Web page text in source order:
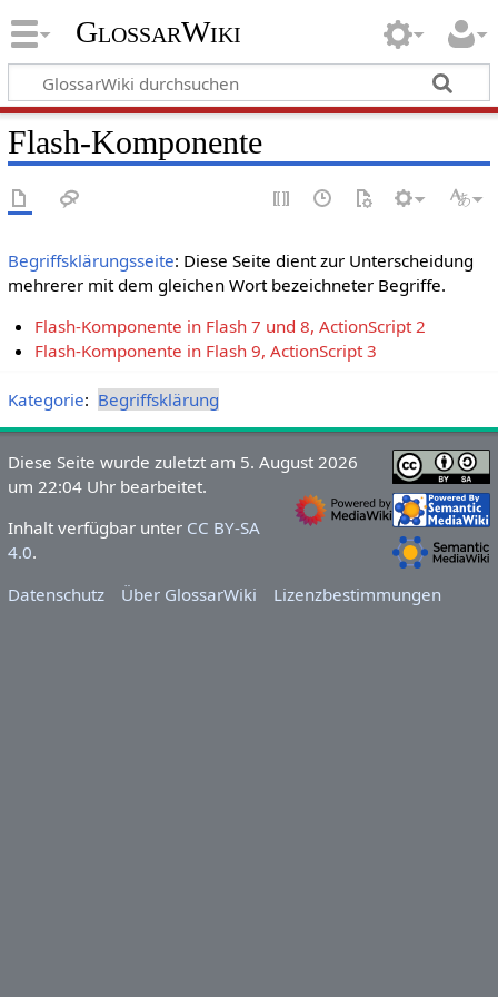
GlossarWiki
Flash-Komponente
Begriffsklärungsseite: Diese Seite dient zur Unterscheidung
mehrerer mit dem gleichen Wort bezeichneter Begriffe.
Flash-Komponente in Flash 7 und 8, ActionScript 2
Flash-Komponente in Flash 9, ActionScript 3
Kategorie: Begriffsklärung
Diese Seite wurde zuletzt am 5. August 2026
um 22:04 Uhr bearbeitet.
Inhalt verfügbar unter CC BY-SA
4.0.
Datenschutz
Über GlossarWiki Lizenzbestimmungen